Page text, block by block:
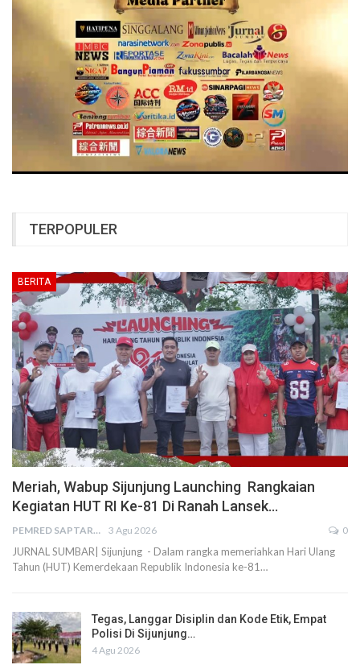
TERPOPULER
BERITA
Meriah, Wabup Sijunjung Launching Rangkaian
Kegiatan HUT RI Ke-81 Di Ranah Lansek…
PEMRED SAPTARIUS 3 Agu 2026 0
JURNAL SUMBAR| Sijunjung - Dalam rangka memeriahkan Hari Ulang
Tahun (HUT) Kemerdekaan Republik Indonesia ke-81…
Tegas, Langgar Disiplin dan Kode Etik, Empat
Polisi Di Sijunjung…
4 Agu 2026